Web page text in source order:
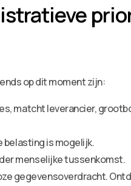
op dit moment zijn:
matcht leverancier,
belasting is mogelijk.
menselijke tussenkomst.
gegevensoverdracht.